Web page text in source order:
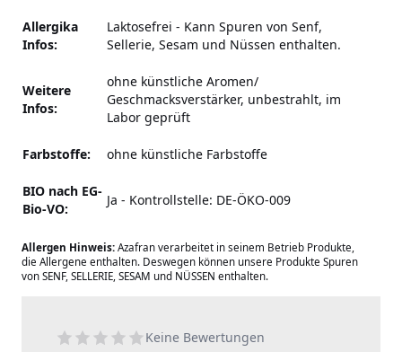
Allergika
Infos:
Laktosefrei - Kann Spuren von Senf,
Sellerie, Sesam und Nüssen enthalten.
Weitere
Infos:
ohne künstliche Aromen/
Geschmacksverstärker, unbestrahlt, im
Labor geprüft
Farbstoffe: ohne künstliche Farbstoffe
BIO nach EG-
Bio-VO:
Ja - Kontrollstelle: DE-ÖKO-009
Allergen Hinweis: Azafran verarbeitet in seinem Betrieb Produkte,
die Allergene enthalten. Deswegen können unsere Produkte Spuren
von SENF, SELLERIE, SESAM und NÜSSEN enthalten.
Keine Bewertungen